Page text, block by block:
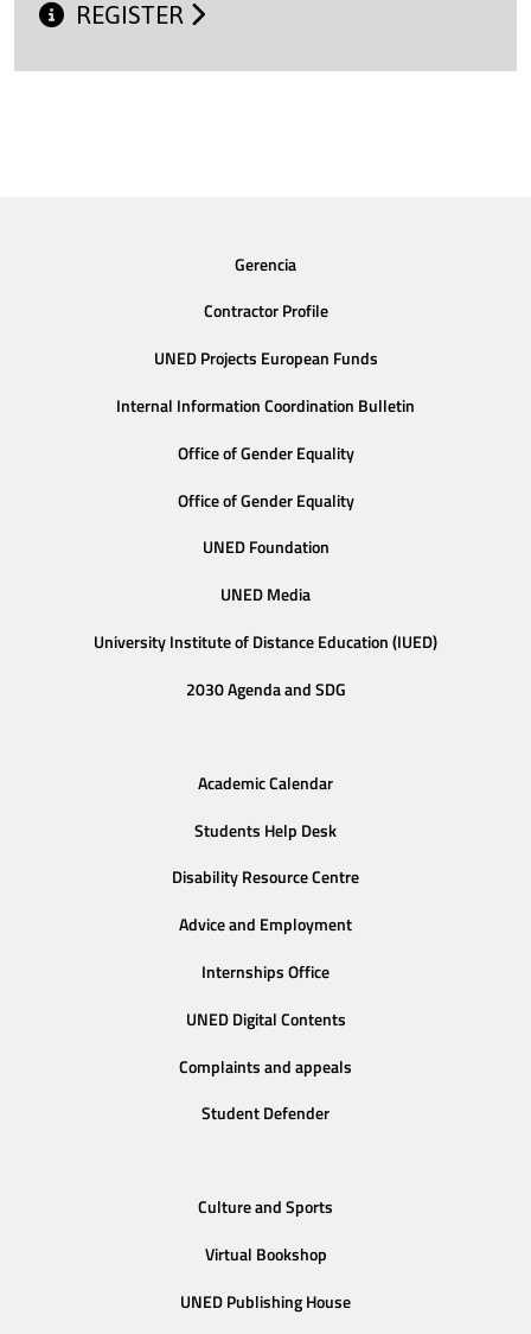
REGISTER
Gerencia
Contractor Profile
UNED Projects European Funds
Internal Information Coordination Bulletin
Office of Gender Equality
Office of Gender Equality
UNED Foundation
UNED Media
University Institute of Distance Education (IUED)
2030 Agenda and SDG
Academic Calendar
Students Help Desk
Disability Resource Centre
Advice and Employment
Internships Office
UNED Digital Contents
Complaints and appeals
Student Defender
Culture and Sports
Virtual Bookshop
UNED Publishing House